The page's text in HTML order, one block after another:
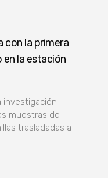
con la primera
la estación
investigación
muestras de
trasladadas a